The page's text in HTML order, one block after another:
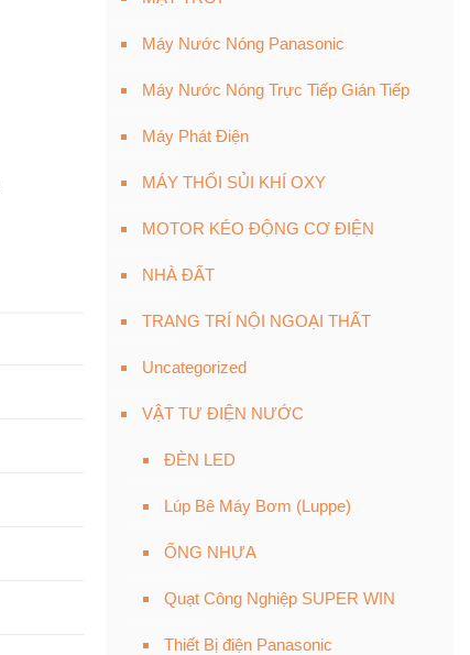
Máy Nước Nóng Panasonic
Máy Nước Nóng Trực Tiếp Gián Tiếp
Máy Phát Điện
MÁY THỔI SỦI KHÍ OXY
MOTOR KÉO ĐỘNG CƠ ĐIỆN
NHÀ ĐẤT
TRANG TRÍ NỘI NGOẠI THẤT
Uncategorized
VẬT TƯ ĐIỆN NƯỚC
ĐÈN LED
Lúp Bê Máy Bơm (Luppe)
ỐNG NHỰA
Quạt Công Nghiệp SUPER WIN
Thiết Bị điện Panasonic